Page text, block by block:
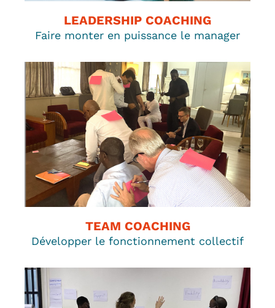
LEADERSHIP COACHING
Faire monter en puissance le manager
TEAM COACHING
Développer le fonctionnement collectif